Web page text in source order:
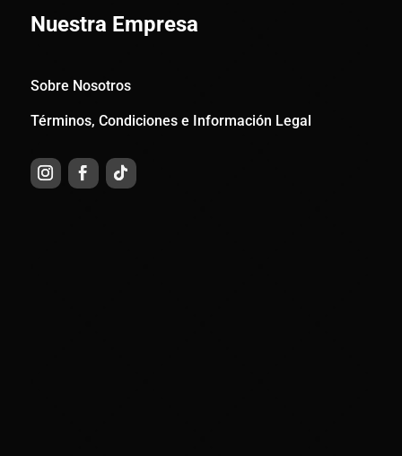
Nuestra Empresa
Sobre Nosotros
Términos, Condiciones e Información Legal